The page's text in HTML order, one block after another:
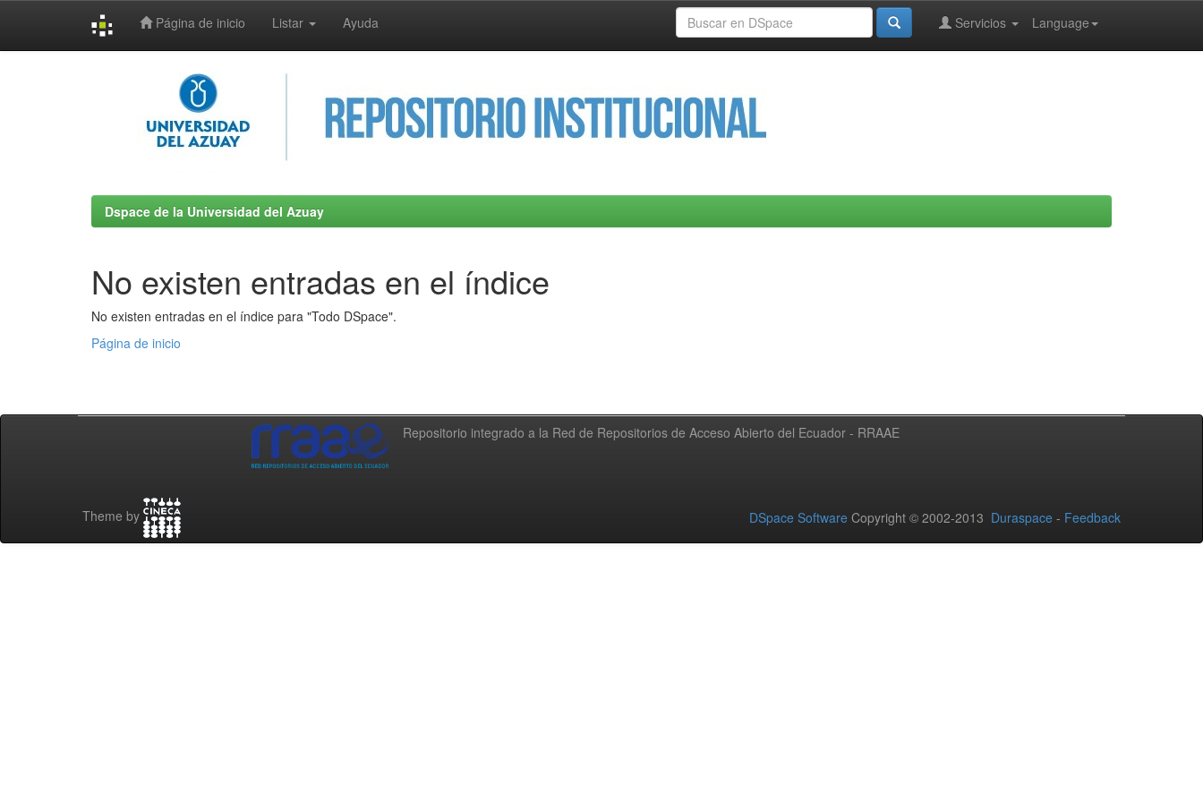
Página de inicio Listar Ayuda Language
Servicios
Dspace de la Universidad del Azuay
No existen entradas en el índice
No existen entradas en el índice para "Todo DSpace".
Página de inicio
Repositorio integrado a la Red de Repositorios de Acceso Abierto del Ecuador - RRAAE
Theme by DSpace Software Copyright © 2002-2013 Duraspace - Feedback